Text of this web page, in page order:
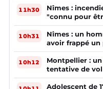
11h30
Nîmes :
"connu pour
10h31
Nîmes : un
avoir frappé un
10h12
Montpellier :
tentative de
Adolescent de